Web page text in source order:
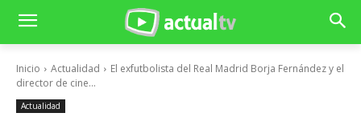
Inicio Actualidad
El exfutbolista del Real Madrid Borja Fernández y el
director de cine...
Actualidad